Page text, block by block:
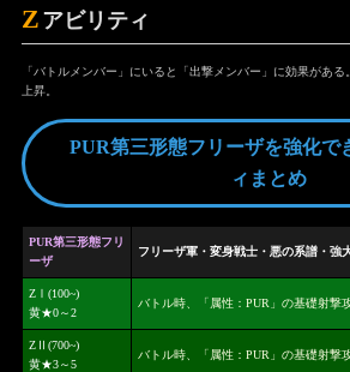
Z アビリティ
「バトルメンバー」にいると「出撃メンバー」に効果があ
上昇。
PUR第三形態フリーザを強化で
ィまとめ
PUR第三形態フリ
ーザ
フリーザ軍・変身戦士・悪の系譜・強
ZⅠ(100~)
黄★0～2
バトル時、「属性：PUR」の基礎射撃
ZⅡ(700~)
黄★3～5
バトル時、「属性：PUR」の基礎射撃